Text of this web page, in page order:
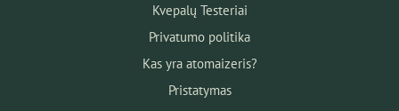
Kvepalų Testeriai
Privatumo politika
Kas yra atomaizeris?
Pristatymas